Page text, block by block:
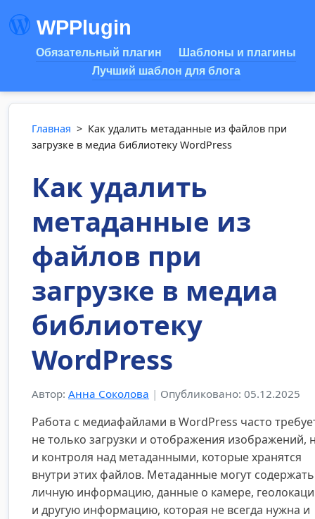
WPPlugin
Обязательный плагин
Шаблоны и плагины
Лучший шаблон для блога
Главная > Как удалить метаданные из файлов при
загрузке в медиа библиотеку WordPress
Как удалить
метаданные из
файлов при
загрузке в медиа
библиотеку
WordPress
Автор: Анна Соколова | Опубликовано: 05.12.2025
Работа с медиафайлами в WordPress часто
не только загрузки и отображения изображений,
и контроля над метаданными, которые хранятся
внутри этих файлов. Метаданные могут содержать
личную информацию, данные о камере,
и другую информацию, которая не всегда нужна и